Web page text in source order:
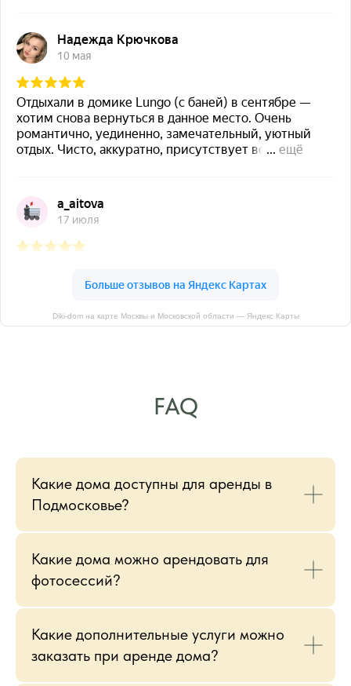
Diki-dom на карте Москвы и Московской области — Яндекс Карты
FAQ
Какие дома доступны для аренды в
Подмосковье?
Какие дома можно арендовать для
фотосессий?
Какие дополнительные услуги можно
заказать при аренде дома?